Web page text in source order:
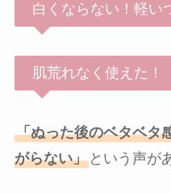
白くならない！軽い
肌荒れなく使えた！
「ぬった後のベタベタ
がらない」という声が